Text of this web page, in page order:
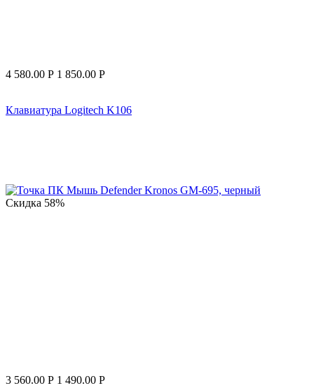
4 580.00 Р 1 850.00 Р
Клавиатура Logitech K106
Скидка 58%
3 560.00 Р 1 490.00 Р